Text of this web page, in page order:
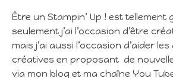
Être un Stampin’ Up ! est tellement
seulement j’ai l’occasion d’être
mais j’ai aussi l’occasion d’aider
créatives en proposant de
via mon blog et ma chaîne You